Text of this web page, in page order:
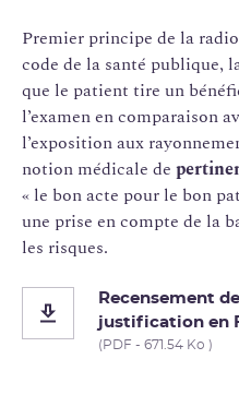
Premier principe de la
code de la santé publique,
que le patient tire un
l’examen en comparaison
l’exposition aux
notion médicale de
« le bon acte pour le bon
une prise en compte de la
les risques.
Recensement
justification en
(PDF - 671.54 Ko )